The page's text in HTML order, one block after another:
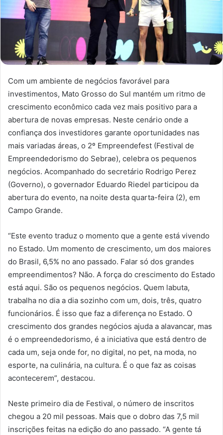
Com um ambiente de negócios favorável para
investimentos, Mato Grosso do Sul mantém um ritmo de
crescimento econômico cada vez mais positivo para a
abertura de novas empresas. Neste cenário onde a
confiança dos investidores garante oportunidades nas
mais variadas áreas, o 2º Empreendefest (Festival de
Empreendedorismo do Sebrae), celebra os pequenos
negócios. Acompanhado do secretário Rodrigo Perez
(Governo), o governador Eduardo Riedel participou da
abertura do evento, na noite desta quarta-feira (2), em
Campo Grande.
“Este evento traduz o momento que a gente está vivendo
no Estado. Um momento de crescimento, um dos maiores
do Brasil, 6,5% no ano passado. Falar só dos grandes
empreendimentos? Não. A força do crescimento do Estado
está aqui. São os pequenos negócios. Quem labuta,
trabalha no dia a dia sozinho com um, dois, três, quatro
funcionários. É isso que faz a diferença no Estado. O
crescimento dos grandes negócios ajuda a alavancar, mas
é o empreendedorismo, é a iniciativa que está dentro de
cada um, seja onde for, no digital, no pet, na moda, no
esporte, na culinária, na cultura. É o que faz as coisas
acontecerem”, destacou.
Neste primeiro dia de Festival, o número de inscritos
chegou a 20 mil pessoas. Mais que o dobro das 7,5 mil
inscrições feitas na edição do ano passado. “A gente tá